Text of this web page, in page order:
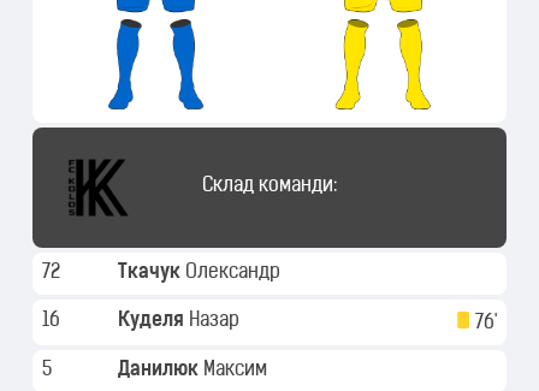
Склад команди:
72 Ткачук Олександр
16 Куделя Назар 76'
5 Данилюк Максим